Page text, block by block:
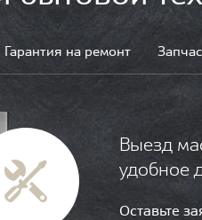
Гарантия на ремонт
Выезд
удобное
Оставьте